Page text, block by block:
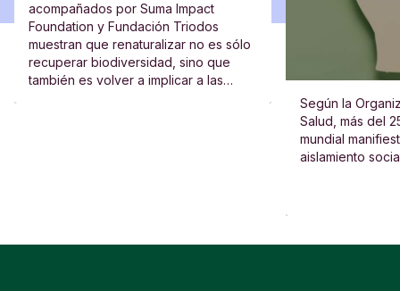
acompañados por Suma Impact
Foundation y Fundación Triodos
muestran que renaturalizar no es sólo
recuperar biodiversidad, sino que
también es volver a implicar a las
Según la
Salud, más del
mundial
aislamiento